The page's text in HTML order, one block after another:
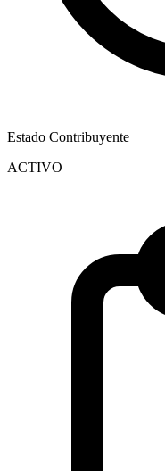
Estado Contribuyente
ACTIVO